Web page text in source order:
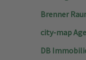
Brenner
city-map
DB